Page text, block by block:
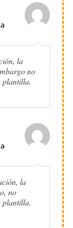
la
no
plantilla.
la
no
plantilla.